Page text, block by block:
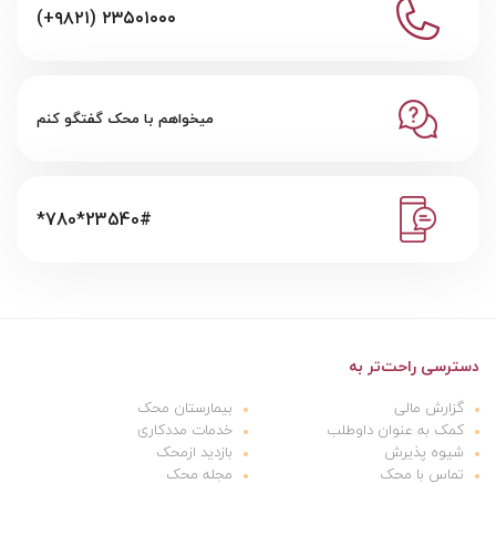
(+۹۸۲۱) ۲۳۵۰۱۰۰۰
میخواهم با محک گفتگو کنم
*780*23540#
دسترسی راحت‌تر به
گزارش مالی
بیمارستان محک
کمک به عنوان داوطلب
خدمات مددکاری
شیوه پذیرش
بازدید ازمحک
تماس با محک
مجله محک